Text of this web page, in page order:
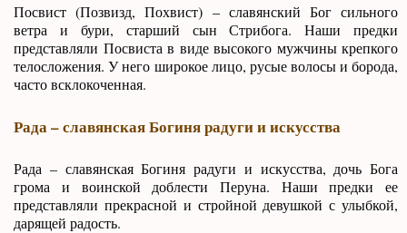
Посвист (Позвизд, Похвист) – славянский Бог сильного
ветра и бури, старший сын Стрибога. Наши предки
представляли Посвиста в виде высокого мужчины крепкого
телосложения. У него широкое лицо, русые волосы и борода,
часто всклокоченная.
Рада – славянская Богиня радуги и искусства
Рада – славянская Богиня радуги и искусства, дочь Бога
грома и воинской доблести Перуна. Наши предки ее
представляли прекрасной и стройной девушкой с улыбкой,
дарящей радость.